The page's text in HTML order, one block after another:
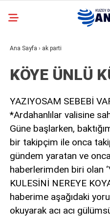
bonusu
deneme
bonusu
veren
2025
deneme
bonusu
siteler
deneme
bonusu
Ana Sayfa › ak parti
KÖYE ÜNLÜ
YAZIYOSAM SEBEBİ
*Ardahanlılar valisine
Güne başlarken,
bir takipçim ile onca
gündem yaratan ve
haberlerimden biri olan
KULESİNİ NEREYE
haberime aşağıdaki
okuyarak acı acı